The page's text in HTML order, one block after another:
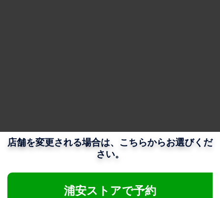
店舗を変更される場合は、こちらからお選びくだ
さい。
浦安ストアで予約